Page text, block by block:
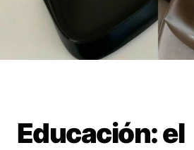
Educación: el